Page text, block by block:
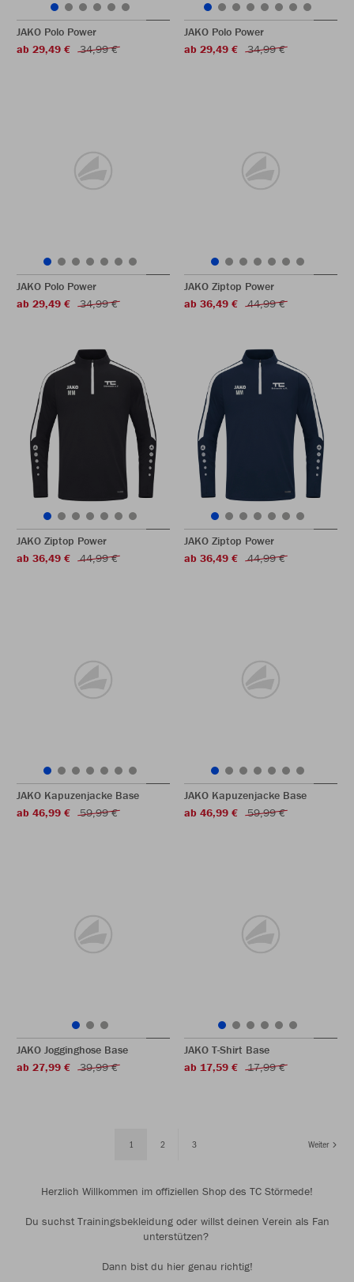
JAKO Polo Power
ab 29,49 €
34,99 €
JAKO Polo Power
ab 29,49 €
34,99 €
JAKO Polo Power
ab 29,49 €
34,99 €
JAKO Ziptop Power
ab 36,49 €
44,99 €
JAKO Ziptop Power
ab 36,49 €
44,99 €
JAKO Ziptop Power
ab 36,49 €
44,99 €
JAKO Kapuzenjacke Base
ab 46,99 €
59,99 €
JAKO Kapuzenjacke Base
ab 46,99 €
59,99 €
JAKO Jogginghose Base
ab 27,99 €
39,99 €
JAKO T-Shirt Base
ab 17,59 €
17,99 €
1 2 3 Weiter
Herzlich Willkommen im offiziellen Shop des TC Störmede!
Du suchst Trainingsbekleidung oder willst deinen Verein als Fan
unterstützen?
Dann bist du hier genau richtig!